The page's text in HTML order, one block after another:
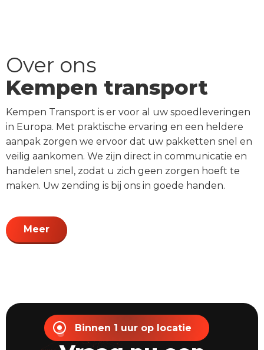
Over ons
Kempen transport
Kempen Transport is er voor al uw spoedleveringen
in Europa. Met praktische ervaring en een heldere
aanpak zorgen we ervoor dat uw pakketten snel en
veilig aankomen. We zijn direct in communicatie en
handelen snel, zodat u zich geen zorgen hoeft te
maken. Uw zending is bij ons in goede handen.
Meer
Binnen 1 uur op locatie